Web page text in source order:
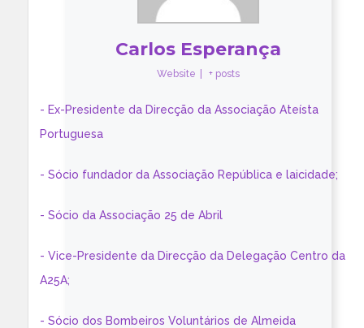
Carlos Esperança
Website + posts
- Ex-Presidente da Direcção da Associação Ateísta
Portuguesa
- Sócio fundador da Associação República e laicidade;
- Sócio da Associação 25 de Abril
- Vice-Presidente da Direcção da Delegação Centro da
A25A;
- Sócio dos Bombeiros Voluntários de Almeida